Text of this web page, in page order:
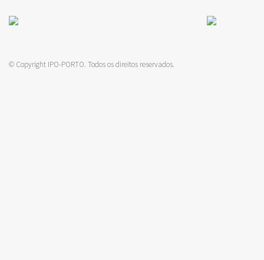
© Copyright IPO-PORTO. Todos os direitos reservados.